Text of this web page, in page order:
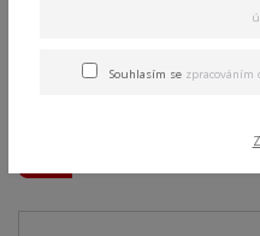
Angel Urban
Souhlasím se zpracováním